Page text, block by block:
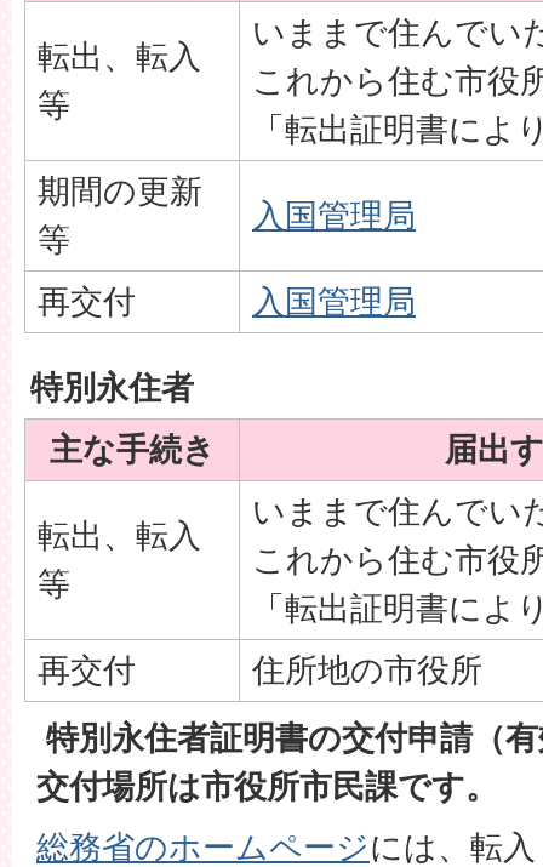
転出、転入
等
いままで住んでい
これから住む市役
「転出証明書によ
期間の更新
等
入国管理局
再交付 入国管理局
特別永住者
主な手続き
届出
転出、転入
等
いままで住んでい
これから住む市役
「転出証明書によ
再交付
住所地の市役所
特別永住者証明書の交付申請（
交付場所は市役所市民課です。
総務省のホームページには、転